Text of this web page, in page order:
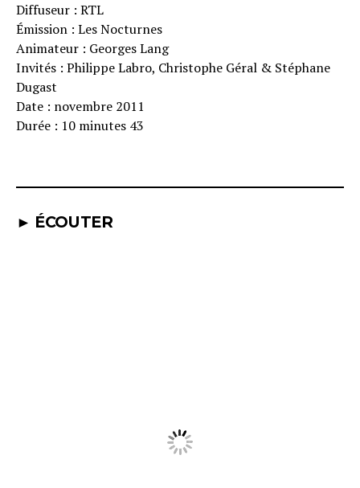
Diffuseur : RTL
Émission : Les Nocturnes
Animateur : Georges Lang
Invités : Philippe Labro, Christophe Géral & Stéphane
Dugast
Date : novembre 2011
Durée : 10 minutes 43
► ÉCOUTER